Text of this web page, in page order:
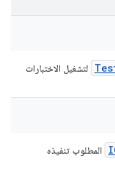
لتشغيل الاختبارات
المطلوب تنفيذه